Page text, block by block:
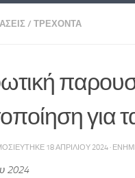
/ ΤΡΕΧΟΝΤΑ
για
18 ΑΠΡΙΛΊΟΥ 2024 ·
2024